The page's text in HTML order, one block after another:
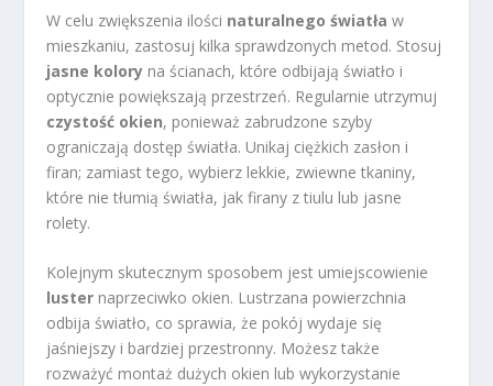
W celu zwiększenia ilości naturalnego światła w
mieszkaniu, zastosuj kilka sprawdzonych metod. Stosuj
jasne kolory na ścianach, które odbijają światło i
optycznie powiększają przestrzeń. Regularnie utrzymuj
czystość okien, ponieważ zabrudzone szyby
ograniczają dostęp światła. Unikaj ciężkich zasłon i
firan; zamiast tego, wybierz lekkie, zwiewne tkaniny,
które nie tłumią światła, jak firany z tiulu lub jasne
rolety.
Kolejnym skutecznym sposobem jest umiejscowienie
luster naprzeciwko okien. Lustrzana powierzchnia
odbija światło, co sprawia, że pokój wydaje się
jaśniejszy i bardziej przestronny. Możesz także
rozważyć montaż dużych okien lub wykorzystanie